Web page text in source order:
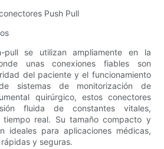
Push Pull
pull se utilizan ampliamente en la
unas conexiones fiables son
del paciente y el funcionamiento
sistemas de monitorización de
quirúrgico, estos conectores
fluida de constantes vitales,
real. Su tamaño compacto y
ideales para aplicaciones médicas,
y seguras.